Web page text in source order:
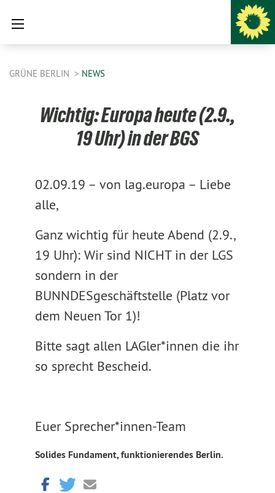
GRÜNE BERLIN NEWS
Wichtig: Europa heute (2.9.,
19 Uhr) in der BGS
02.09.19 – von lag.europa – Liebe
alle,
Ganz wichtig für heute Abend (2.9.,
19 Uhr): Wir sind NICHT in der LGS
sondern in der
BUNNDESgeschäftstelle (Platz vor
dem Neuen Tor 1)!
Bitte sagt allen LAGler*innen die ihr
so sprecht Bescheid.
Euer Sprecher*innen-Team
Solides Fundament, funktionierendes Berlin.